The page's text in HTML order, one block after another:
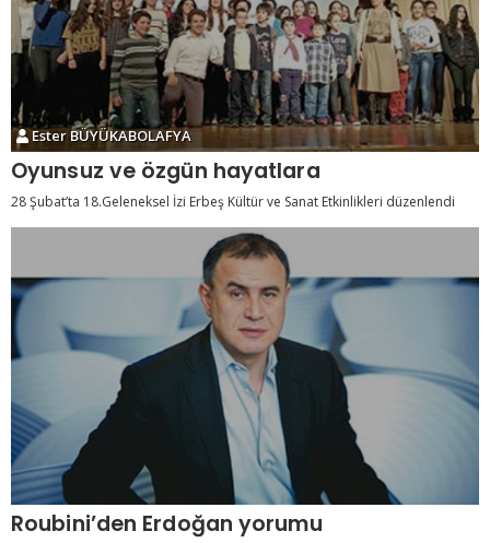
Ester BÜYÜKABOLAFYA
Oyunsuz ve özgün hayatlara
28 Şubat’ta 18.Geleneksel İzi Erbeş Kültür ve Sanat Etkinlikleri düzenlendi
Roubini’den Erdoğan yorumu